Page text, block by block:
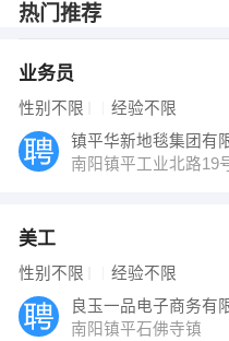
人事部 发布 [
王哲 发布 [销
【益轩珠宝有
热门推荐
业务员
性别不限 经验不限
镇平华新地毯集团有
南阳镇平工业北路19
美工
性别不限 经验不限
良玉一品电子商务有
南阳镇平石佛寺镇